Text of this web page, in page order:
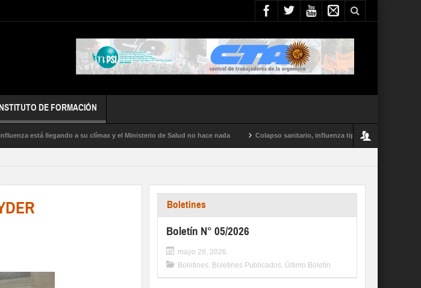
DE FORMACIÓN
llegando a su clímax y el Ministerio de Salud no hace nada Colapso sanitario, influenza tipo A y conflictos en todo el
Boletines
Boletín N° 05/2026
mayo 28, 2026
Boletines, Boletines Publicados, Último Boletín